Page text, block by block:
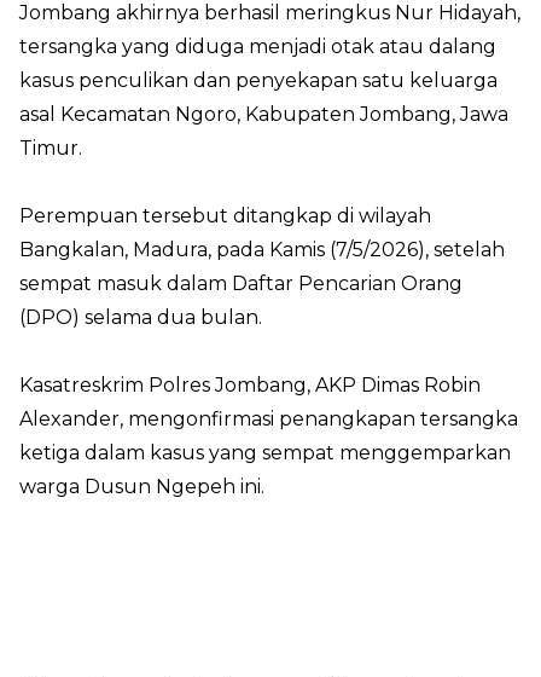
Jombang akhirnya berhasil meringkus Nur Hidayah,
tersangka yang diduga menjadi otak atau dalang
kasus penculikan dan penyekapan satu keluarga
asal Kecamatan Ngoro, Kabupaten Jombang, Jawa
Timur.
Perempuan tersebut ditangkap di wilayah
Bangkalan, Madura, pada Kamis (7/5/2026), setelah
sempat masuk dalam Daftar Pencarian Orang
(DPO) selama dua bulan.
Kasatreskrim Polres Jombang, AKP Dimas Robin
Alexander, mengonfirmasi penangkapan tersangka
ketiga dalam kasus yang sempat menggemparkan
warga Dusun Ngepeh ini.